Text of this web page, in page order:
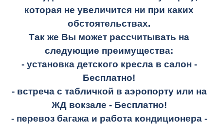
которая не увеличится ни при каких
обстоятельствах.
Так же Вы может рассчитывать на
следующие преимущества:
- установка детского кресла в салон -
Бесплатно!
- встреча с табличкой в аэропорту или на
ЖД вокзале - Бесплатно!
- перевоз багажа и работа кондиционера -